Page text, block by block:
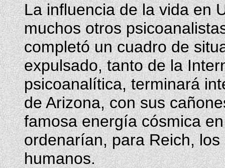
La influencia de la vida en
muchos otros
completó un cuadro de
expulsado, tanto de la
psicoanalítica, terminará
de Arizona, con sus
famosa energía cósmica
ordenarían, para Reich,
humanos.